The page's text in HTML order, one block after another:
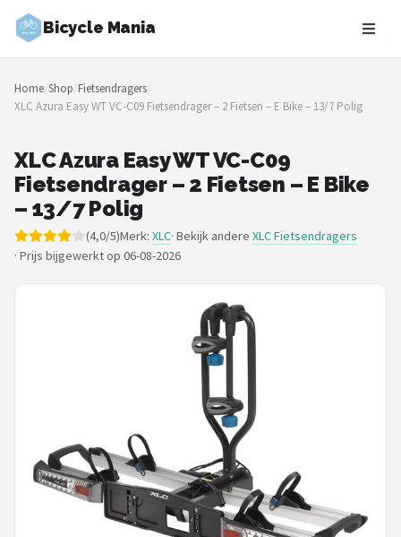
Bicycle Mania
Zoeken
NAVIGATIE
Merken
Blog
Fietsroutes
Mountainbikes
Shop
POPULAIRE MERKEN
Home/Shop/Fietsendragers/
XLC Azura Easy WT VC-C09 Fietsendrager – 2 Fietsen – E Bike – 13/7 Polig
XLC Azura Easy WT VC-C09
Fietsendrager – 2 Fietsen – E Bike
– 13/7 Polig
(4,0/5)Merk: XLC· Bekijk andere XLC Fietsendragers
· Prijs bijgewerkt op 06-08-2026